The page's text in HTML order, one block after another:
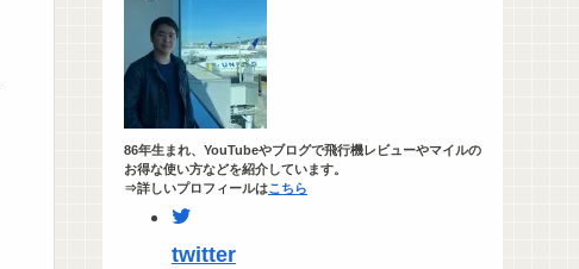
86年生まれ、YouTubeやブログで飛行機レビューやマイルの
お得な使い方などを紹介しています。
⇒詳しいプロフィールはこちら
twitter